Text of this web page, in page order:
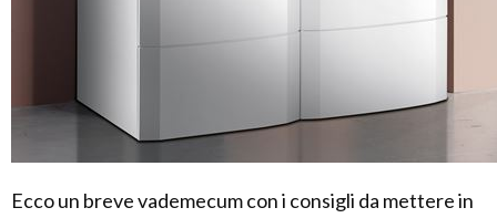
Ecco un breve vademecum con i consigli da mettere in